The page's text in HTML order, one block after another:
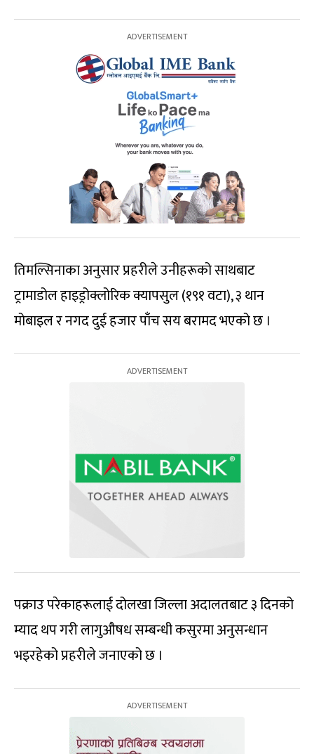
तिमल्सिनाका अनुसार प्रहरीले उनीहरूको साथबाट
ट्रामाडोल हाइड्रोक्लोरिक क्यापसुल (१९१ वटा), ३ थान
मोबाइल र नगद दुई हजार पाँच सय बरामद भएको छ ।
पक्राउ परेकाहरूलाई दोलखा जिल्ला अदालतबाट ३ दिनको
म्याद थप गरी लागुऔषध सम्बन्धी कसुरमा अनुसन्धान
भइरहेको प्रहरीले जनाएको छ ।